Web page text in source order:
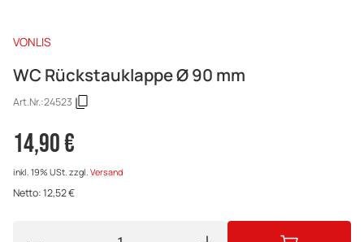
VONLIS
WC Rückstauklappe Ø 90 mm
Art.Nr.:24523
14,90 €
inkl. 19% USt. zzgl. Versand
Netto:12,52€